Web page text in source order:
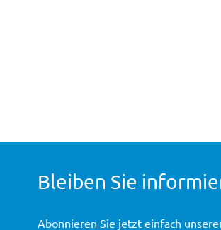
Bleiben Sie
Abonnieren Sie jetzt einfach